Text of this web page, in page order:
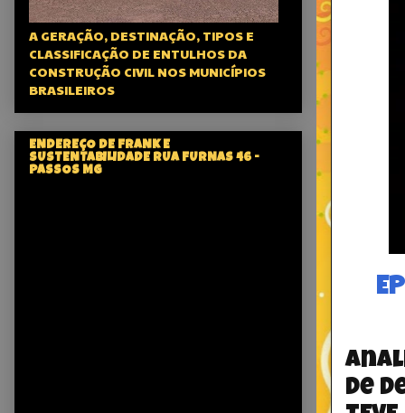
de
A GERAÇÃO, DESTINAÇÃO, TIPOS E
CLASSIFICAÇÃO DE ENTULHOS DA
CONSTRUÇÃO CIVIL NOS MUNICÍPIOS
BRASILEIROS
ENDEREÇO DE FRANK E
SUSTENTABILIDADE RUA FURNAS 46 -
PASSOS MG